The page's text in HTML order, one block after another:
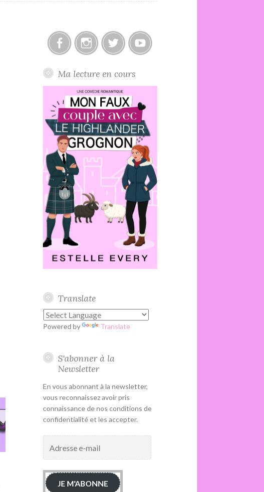
Ma lecture en cours
Translate
Powered by Translate
S'abonner à la
Newsletter
En vous abonnant à la newsletter,
vous reconnaissez avoir pris
connaissance de nos conditions de
confidentialité et les accepter.
mail
JE M'ABONNE